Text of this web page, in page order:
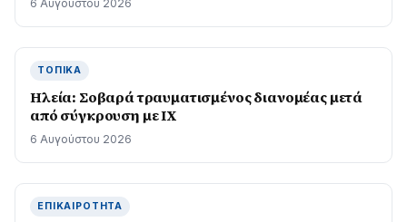
6 Αυγούστου 2026
ΤΟΠΙΚΆ
Ηλεία: Σοβαρά τραυματισμένος διανομέας μετά
από σύγκρουση με ΙΧ
6 Αυγούστου 2026
ΕΠΙΚΑΙΡΌΤΗΤΑ